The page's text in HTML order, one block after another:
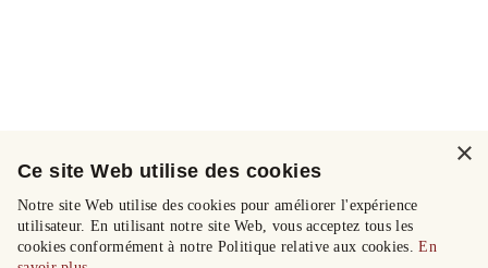
×
Ce site Web utilise des cookies
Notre site Web utilise des cookies pour améliorer l'expérience
utilisateur. En utilisant notre site Web, vous acceptez tous les
cookies conformément à notre Politique relative aux cookies.En